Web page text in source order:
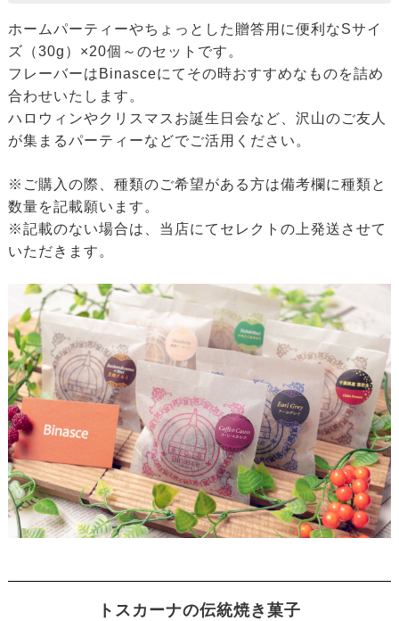
ホームパーティーやちょっとした贈答用に便利なSサイ
ズ（30g）×20個～のセットです。
フレーバーはBinasceにてその時おすすめなものを詰め
合わせいたします。
ハロウィンやクリスマスお誕生日会など、沢山のご友人
が集まるパーティーなどでご活用ください。
※ご購入の際、種類のご希望がある方は備考欄に種類と
数量を記載願います。
※記載のない場合は、当店にてセレクトの上発送させて
いただきます。
トスカーナの伝統焼き菓子